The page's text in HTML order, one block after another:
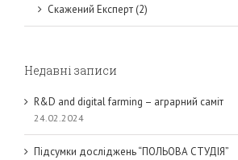
Скажений Експерт (2)
Недавні записи
R&D and digital farming – аграрний саміт
24.02.2024
Підсумки досліджень “ПОЛЬОВА СТУДІЯ”